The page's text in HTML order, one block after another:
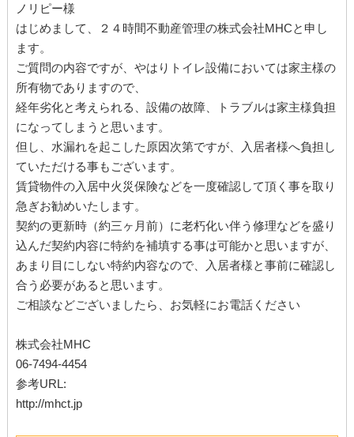
ノリピー様
はじめまして、２４時間不動産管理の株式会社MHCと申し
ます。
ご質問の内容ですが、やはりトイレ設備においては家主様の
所有物でありますので、
経年劣化と考えられる、設備の故障、トラブルは家主様負担
になってしまうと思います。
但し、水漏れを起こした原因次第ですが、入居者様へ負担し
ていただける事もございます。
賃貸物件の入居中火災保険などを一度確認して頂く事を取り
急ぎお勧めいたします。
契約の更新時（約三ヶ月前）に老朽化い伴う修理などを盛り
込んだ契約内容に特約を補填する事は可能かと思いますが、
あまり目にしない特約内容なので、入居者様と事前に確認し
合う必要があると思います。
ご相談などございましたら、お気軽にお電話ください
株式会社MHC
06-7494-4454
参考URL:
http://mhct.jp